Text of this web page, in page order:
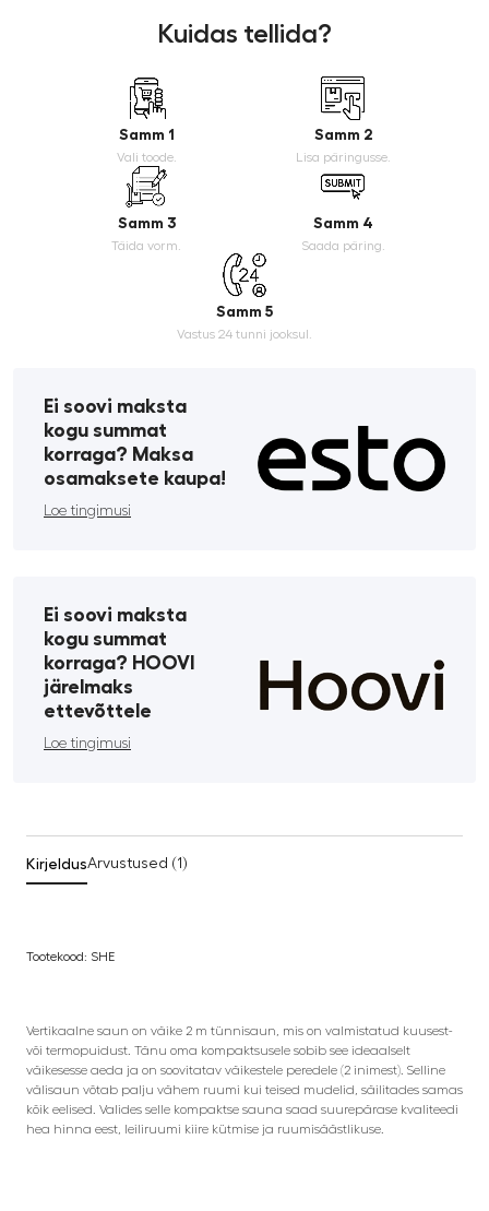
Kuidas tellida?
Samm 1
Vali toode.
Samm 2
Lisa päringusse.
Samm 3
Täida vorm.
Samm 4
Saada päring.
Samm 5
Vastus 24 tunni jooksul.
Ei soovi maksta
kogu summat
korraga? Maksa
osamaksete kaupa!
Loe tingimusi
Ei soovi maksta
kogu summat
korraga? HOOVI
järelmaks
ettevõttele
Loe tingimusi
KirjeldusArvustused (1)
Tootekood: SHE
Vertikaalne saun on väike 2 m tünnisaun, mis on valmistatud kuusest-
või termopuidust. Tänu oma kompaktsusele sobib see ideaalselt
väikesesse aeda ja on soovitatav väikestele peredele (2 inimest). Selline
välisaun võtab palju vähem ruumi kui teised mudelid, säilitades samas
kõik eelised. Valides selle kompaktse sauna saad suurepärase kvaliteedi
hea hinna eest, leiliruumi kiire kütmise ja ruumisäästlikuse.